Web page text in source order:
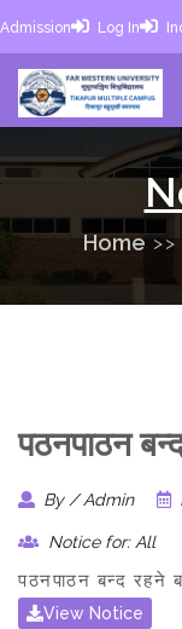
Admission Log In
Home
पठनपाठन
By / Admin
Notice for: All
पठनपाठन बन्द रहने
View Notice